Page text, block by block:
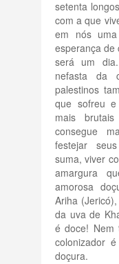
setenta
com a que
em nós
esperança de
será um
nefasta da
palestinos
que sofreu
mais
consegue
festejar
suma, viver
amargura
amorosa
Ariha
da uva de
é doce! Nem
colonizador
doçura.